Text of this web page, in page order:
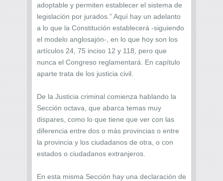
adoptable y permiten establecer el sistema de
legislación por jurados.” Aquí hay un adelanto
a lo que la Constitución establecerá -siguiendo
el modelo anglosajón-, en lo que hoy son los
artículos 24, 75 inciso 12 y 118, pero que
nunca el Congreso reglamentará. En capítulo
aparte trata de los justicia civil.
De la Justicia criminal comienza hablando la
Sección octava, que abarca temas muy
dispares, como lo que tiene que ver con las
diferencia entre dos o más provincias o entre
la provincia y los ciudadanos de otra, o con
estados o ciudadanos extranjeros.
En esta misma Sección hay una declaración de